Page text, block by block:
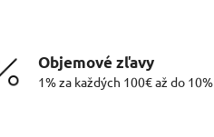
Objemové zľavy
1% za každých 100€ až do 10%